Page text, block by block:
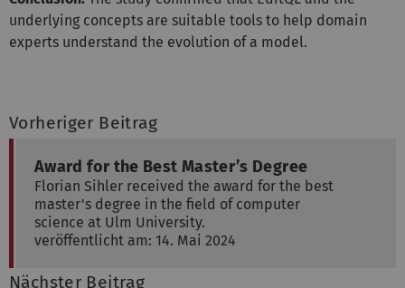
underlying concepts are suitable tools to help domain
experts understand the evolution of a model.
Vorheriger Beitrag
Award for the Best Master’s Degree
Florian Sihler received the award for the best
master's degree in the field of computer
science at Ulm University.
veröffentlicht am: 14. Mai 2024
Nächster Beitrag